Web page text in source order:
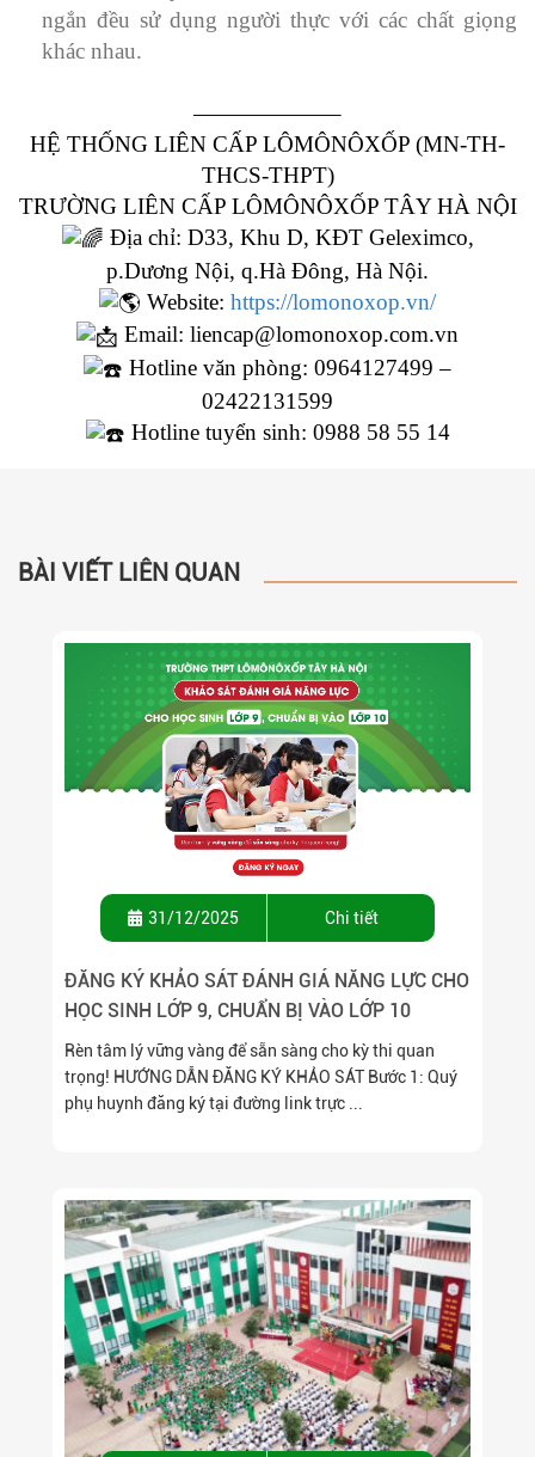
ngắn đều sử dụng người thực với các chất giọng
khác nhau.
——————–
HỆ THỐNG LIÊN CẤP LÔMÔNÔXỐP (MN-TH-
THCS-THPT)
TRƯỜNG LIÊN CẤP LÔMÔNÔXỐP TÂY HÀ NỘI
Địa chỉ: D33, Khu D, KĐT Geleximco,
p.Dương Nội, q.Hà Đông, Hà Nội.
Website: https://lomonoxop.vn/
Email: liencap@lomonoxop.com.vn
Hotline văn phòng: 0964127499 –
02422131599
Hotline tuyển sinh: 0988 58 55 14
BÀI VIẾT LIÊN QUAN
31/12/2025 Chi tiết
ĐĂNG KÝ KHẢO SÁT ĐÁNH GIÁ NĂNG LỰC CHO
HỌC SINH LỚP 9, CHUẨN BỊ VÀO LỚP 10
Rèn tâm lý vững vàng để sẵn sàng cho kỳ thi quan
trọng! HƯỚNG DẪN ĐĂNG KÝ KHẢO SÁT Bước 1: Quý
phụ huynh đăng ký tại đường link trực ...